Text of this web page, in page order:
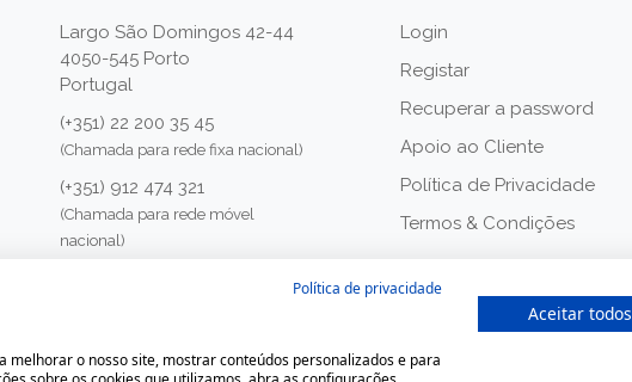
Largo São Domingos 42-44
4050-545 Porto
Portugal
(+351) 22 200 35 45
(Chamada para rede fixa nacional)
(+351) 912 474 321
(Chamada para rede móvel
nacional)
Login
Registar
Recuperar a password
Apoio ao Cliente
Política de Privacidade
Termos & Condições
Farmácia Moreno, Todos os direitos reservados. Desenvolvido por
Política de privacidade
melhorar o nosso site, mostrar conteúdos personalizados e para
Aceitar todos